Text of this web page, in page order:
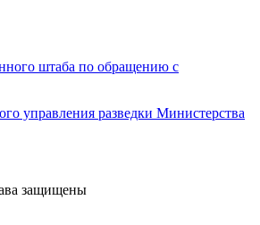
штаба по обращению с
управления разведки Министерства
защищены